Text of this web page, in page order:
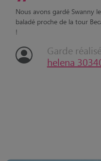
Nous avons gardé Swanny
baladé proche de la tour
!
Garde
helena